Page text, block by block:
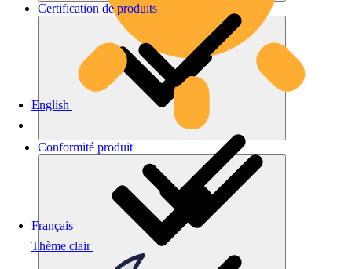
Thème clair
English
Français
Certification de produits
Conformité produit